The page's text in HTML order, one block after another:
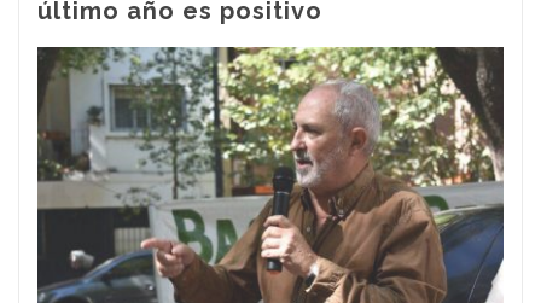
último año es positivo